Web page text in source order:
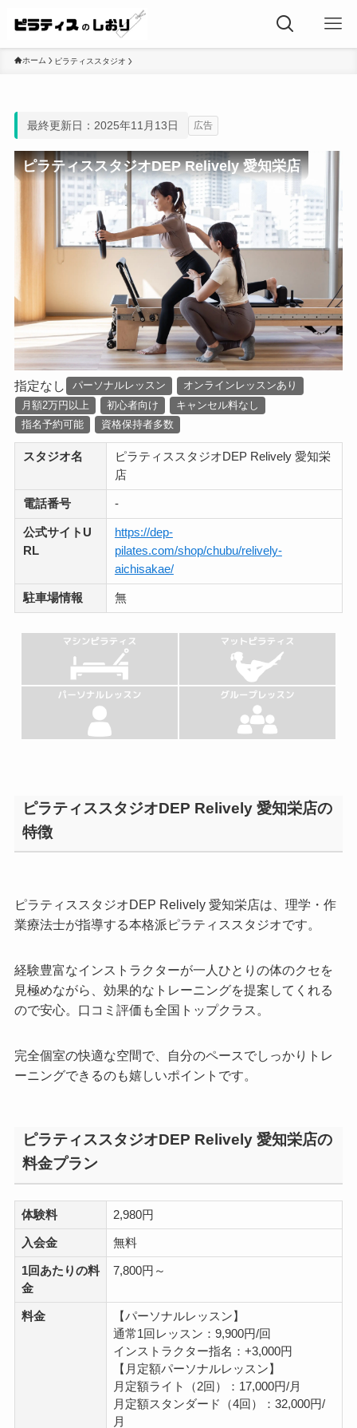
ホーム ピラティススタジオ
最終更新日：2025年11月13日 広告
ピラティススタジオDEP Relively 愛知栄店
指定なし パーソナルレッスン
オンラインレッスンあり
月額2万円以上
初心者向け
キャンセル料なし
指名予約可能
資格保持者多数
スタジオ名
ピラティススタジオDEP Relively 愛知栄
店
電話番号 -
公式サイトU
RL
https://dep-
pilates.com/shop/chubu/relively-
aichisakae/
駐車場情報 無
ピラティススタジオDEP Relively 愛知栄店の
特徴
ピラティススタジオDEP Relively 愛知栄店は、理学・作
業療法士が指導する本格派ピラティススタジオです。
経験豊富なインストラクターが一人ひとりの体のクセを
見極めながら、効果的なトレーニングを提案してくれる
ので安心。口コミ評価も全国トップクラス。
完全個室の快適な空間で、自分のペースでしっかりトレ
ーニングできるのも嬉しいポイントです。
ピラティススタジオDEP Relively 愛知栄店の
料金プラン
体験料 2,980円
入会金 無料
1回あたりの料
金
7,800円～
料金
【パーソナルレッスン】
通常1回レッスン：9,900円/回
インストラクター指名：+3,000円
【月定額パーソナルレッスン】
月定額ライト（2回）：17,000円/月
月定額スタンダード（4回）：32,000円/
月